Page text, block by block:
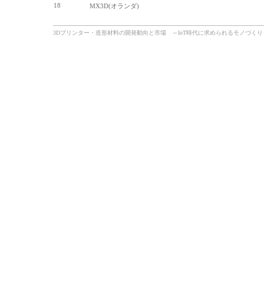
18
MX3D(オランダ)
3Dプリンター・造形材料の開発動向と市場 ～IoT時代に求められるモノづくり